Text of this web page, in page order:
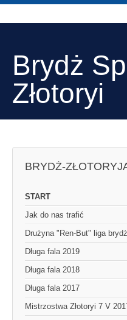
Brydż
Złotoryi
BRYDŻ-
START
Jak do nas trafić
Drużyna "Ren-But" liga
Długa fala 2019
Długa fala 2018
Długa fala 2017
Mistrzostwa Złotoryi 7 V